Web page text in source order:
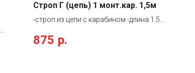
Строп Г (цепь) 1 монт.кар. 1,5м
-строп из цепи с карабином -длина 1.5м
875 р.